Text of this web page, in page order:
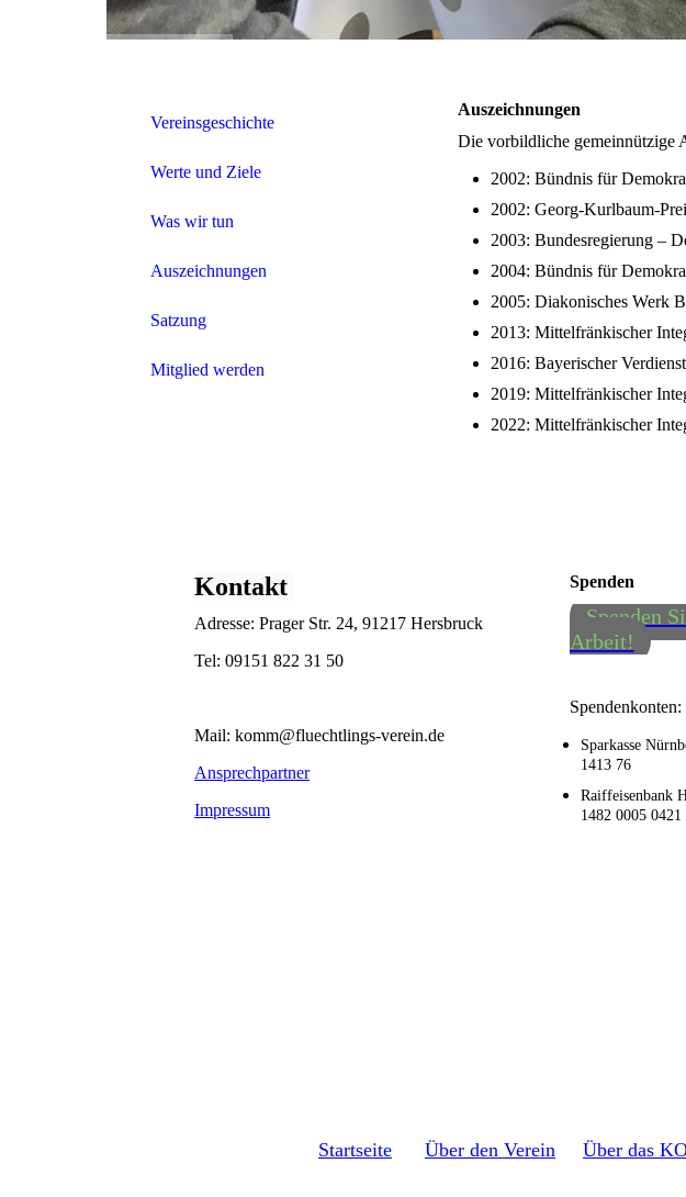
Vereinsgeschichte
Werte und Ziele
Was wir tun
Auszeichnungen
Satzung
Mitglied werden
Auszeichnungen
Die vorbildliche gemeinnützige
2002: Bündnis für
2002: Georg-Kurlbaum-
2003: Bundesregierung –
2004: Bündnis für
2005: Diakonisches Werk
2013: Mittelfränkischer
2016: Bayerischer
2019: Mittelfränkischer
2022: Mittelfränkischer
Kontakt
Adresse: Prager Str. 24, 91217 Hersbruck
Tel: 09151 822 31 50
Mail: komm@fluechtlings-verein.de
Ansprechpartner
Impressum
Spenden
Spenden
Arbeit!
Spendenkonten:
Sparkasse
1413 76
Raiffeisenbank
1482 0005 0421
Startseite Über den Verein Über das